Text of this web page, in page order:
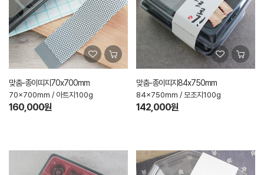
맞춤-종이띠지70x700mm
70x700mm / 아트지100g
160,000원
맞춤-종이띠지84x750mm
84x750mm / 모조지100g
142,000원